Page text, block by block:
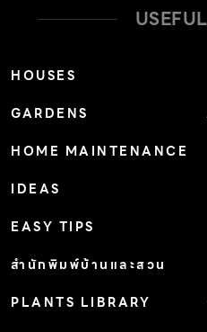
HOUSES
GARDENS
HOME MAINTENANCE
IDEAS
EASY TIPS
สำนักพิมพ์บ้านและสวน
PLANTS LIBRARY